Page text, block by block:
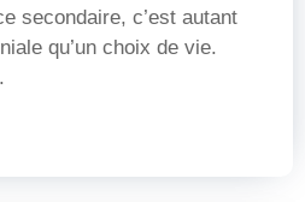
secondaire, c’est autant
qu’un choix de vie.